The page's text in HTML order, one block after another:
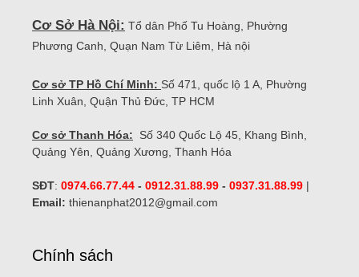
Cơ Sở Hà Nội: Tổ dân Phố Tu Hoàng, Phường
Phương Canh, Quạn Nam Từ Liêm, Hà nội
Cơ sở TP Hồ Chí Minh: Số 471, quốc lộ 1 A, Phường
Linh Xuân, Quận Thủ Đức, TP HCM
Cơ sở Thanh Hóa: Số 340 Quốc Lộ 45, Khang Bình,
Quảng Yên, Quảng Xương, Thanh Hóa
SĐT: 0974.66.77.44 - 0912.31.88.99 - 0937.31.88.99 |
Email: thienanphat2012@gmail.com
Chính sách